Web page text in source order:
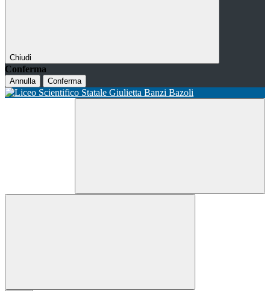
Chiudi
Conferma
Annulla Conferma